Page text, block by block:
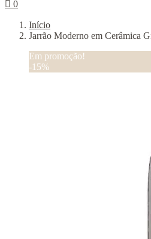
 0
Início
Jarrão Moderno em Cerâmica
Em promoção!
-15%